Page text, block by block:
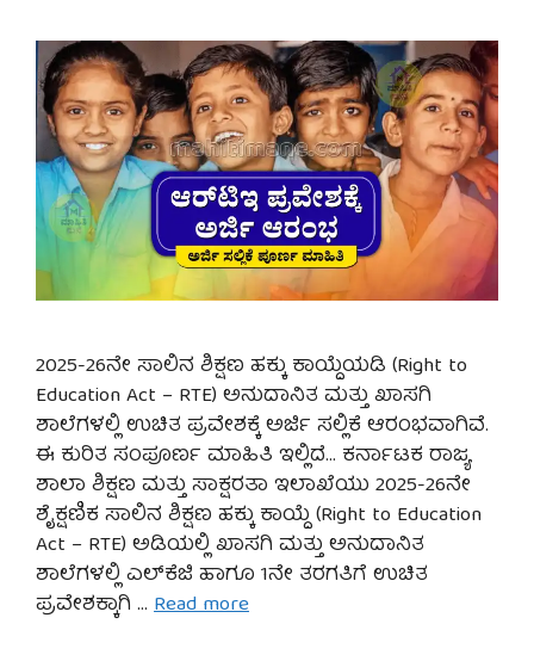
2025-26ನೇ ಸಾಲಿನ ಶಿಕ್ಷಣ ಹಕ್ಕು ಕಾಯ್ದೆಯಡಿ (Right to
Education Act – RTE) ಅನುದಾನಿತ ಮತ್ತು ಖಾಸಗಿ
ಶಾಲೆಗಳಲ್ಲಿ ಉಚಿತ ಪ್ರವೇಶಕ್ಕೆ ಅರ್ಜಿ ಸಲ್ಲಿಕೆ ಆರಂಭವಾಗಿವೆ.
ಈ ಕುರಿತ ಸಂಪೂರ್ಣ ಮಾಹಿತಿ ಇಲ್ಲಿದೆ… ಕರ್ನಾಟಕ ರಾಜ್ಯ
ಶಾಲಾ ಶಿಕ್ಷಣ ಮತ್ತು ಸಾಕ್ಷರತಾ ಇಲಾಖೆಯು 2025-26ನೇ
ಶೈಕ್ಷಣಿಕ ಸಾಲಿನ ಶಿಕ್ಷಣ ಹಕ್ಕು ಕಾಯ್ದೆ (Right to Education
Act – RTE) ಅಡಿಯಲ್ಲಿ ಖಾಸಗಿ ಮತ್ತು ಅನುದಾನಿತ
ಶಾಲೆಗಳಲ್ಲಿ ಎಲ್‌ಕೆಜಿ ಹಾಗೂ 1ನೇ ತರಗತಿಗೆ ಉಚಿತ
ಪ್ರವೇಶಕ್ಕಾಗಿ … Read more